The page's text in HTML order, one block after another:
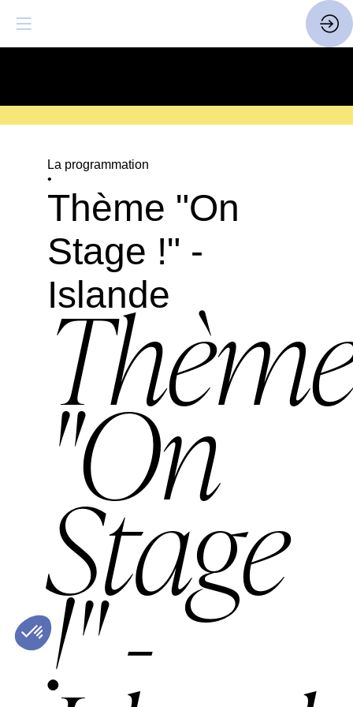
La programmation
•
Thème "On
Stage !" -
Islande
"On
Stage
!" -